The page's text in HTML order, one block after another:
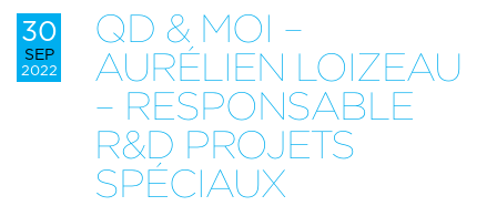
30
SEP
2022
QD & MOI –
AURÉLIEN LOIZEAU
– RESPONSABLE
R&D PROJETS
SPÉCIAUX